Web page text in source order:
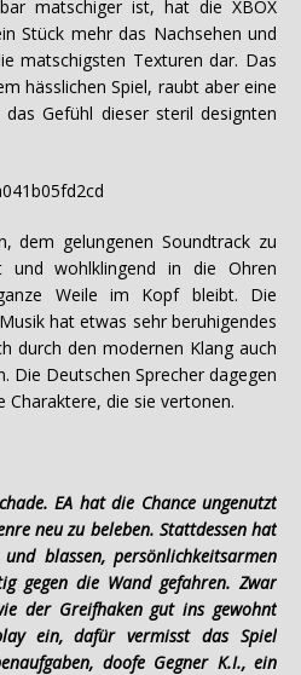
matschiger ist, hat die XBOX
Stück mehr das Nachsehen und
matschigsten Texturen dar. Das
hässlichen Spiel, raubt aber eine
Gefühl dieser steril designten
dem gelungenen Soundtrack zu
und wohlklingend in die Ohren
Weile im Kopf bleibt. Die
hat etwas sehr beruhigendes
durch den modernen Klang auch
Die Deutschen Sprecher dagegen
Charaktere, die sie vertonen.
EA hat die Chance ungenutzt
neu zu beleben. Stattdessen hat
blassen, persönlichkeitsarmen
gegen die Wand gefahren. Zwar
der Greifhaken gut ins gewohnt
ein, dafür vermisst das Spiel
doofe Gegner K.I., ein